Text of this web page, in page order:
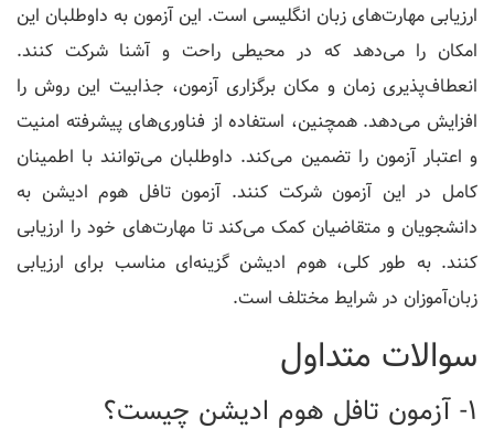
ارزیابی مهارت‌های زبان انگلیسی است. این آزمون به داوطلبان این
امکان را می‌دهد که در محیطی راحت و آشنا شرکت کنند.
انعطاف‌پذیری زمان و مکان برگزاری آزمون، جذابیت این روش را
افزایش می‌دهد. همچنین، استفاده از فناوری‌های پیشرفته امنیت
و اعتبار آزمون را تضمین می‌کند. داوطلبان می‌توانند با اطمینان
کامل در این آزمون شرکت کنند. آزمون تافل هوم ادیشن به
دانشجویان و متقاضیان کمک می‌کند تا مهارت‌های خود را ارزیابی
کنند. به طور کلی، هوم ادیشن گزینه‌ای مناسب برای ارزیابی
زبان‌آموزان در شرایط مختلف است.
سوالات متداول
1- آزمون تافل هوم ادیشن چیست؟